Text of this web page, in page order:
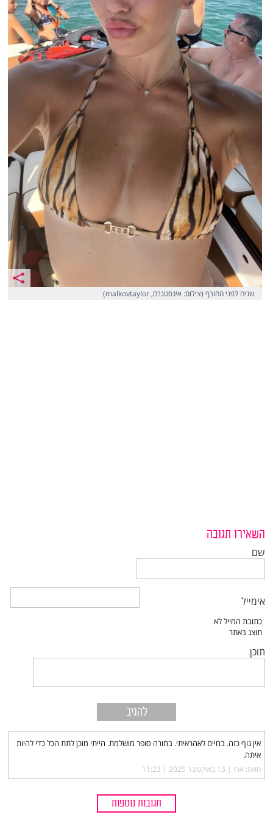
שניה לפני החורף (צילום: אינסטגרם, malkovtaylor)
השאירו תגובה
שם
אימייל
תוכן
אין גוף כזה. בחיים לאהראיתי. בחורה סופר מושלמת. הייתי מוכן לתת הכל כדי להיות
איתה.
מאת: ארז |‏ 15 באוקטובר 2025 | 11:23
תגובות נוספות